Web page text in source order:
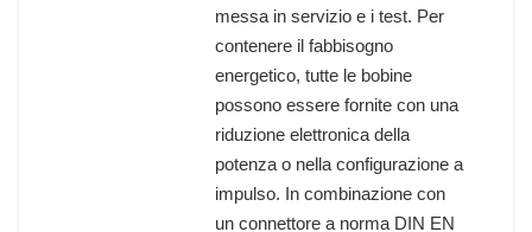
messa in servizio e i test. Per
contenere il fabbisogno
energetico, tutte le bobine
possono essere fornite con una
riduzione elettronica della
potenza o nella configurazione a
impulso. In combinazione con
un connettore a norma DIN EN